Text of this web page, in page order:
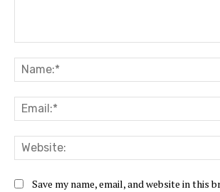
Save my name, email, and website in this